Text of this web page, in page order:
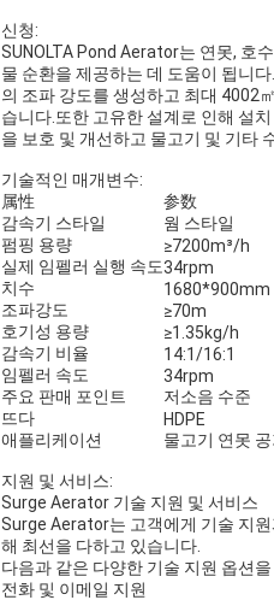
신청:
SUNOLTA Pond Aerator는 연못, 호
물 순환을 제공하는 데 도움이 됩니
의 조파 강도를 생성하고 최대 4002
습니다.또한 고유한 설계로 인해 설
을 보호 및 개선하고 물고기 및 기타
기술적인 매개변수:
属性
参数
감속기 스타일
웜 스타일
펌핑 용량
≥7200m³/h
실제 임펠러 실행 속도34rpm
치수
1680*900mm
조파강도
≥70m
호기성 용량
≥1.35kg/h
감속기 비율
14:1/16:1
임펠러 속도
34rpm
주요 판매 포인트
저소음 수준
뜨다
HDPE
애플리케이션
물고기 연못
지원 및 서비스:
Surge Aerator 기술 지원 및 서비스
Surge Aerator는 고객에게 기술 지
해 최선을 다하고 있습니다.
다음과 같은 다양한 기술 지원 옵션을
전화 및 이메일 지원